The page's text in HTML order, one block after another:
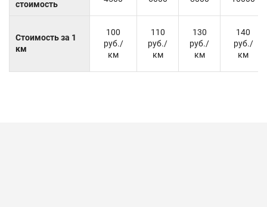
стоимость
Стоимость за 1
км
100
руб./
км
110
руб./
км
130
руб./
км
140
руб./
км